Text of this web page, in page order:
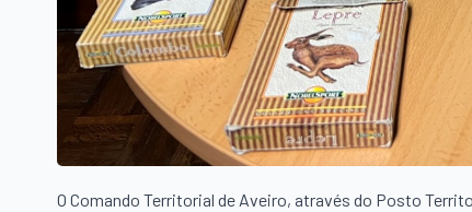
O Comando Territorial de Aveiro, através do Posto